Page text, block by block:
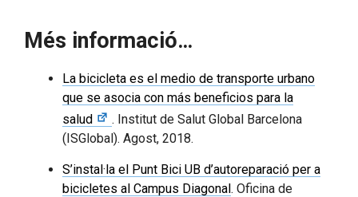
Més informació…
La bicicleta es el medio de transporte urbano
que se asocia con más beneficios para la
salud
. Institut de Salut Global Barcelona
(ISGlobal). Agost, 2018.
S’instal·la el Punt Bici UB d’autoreparació per a
bicicletes al Campus Diagonal. Oficina de